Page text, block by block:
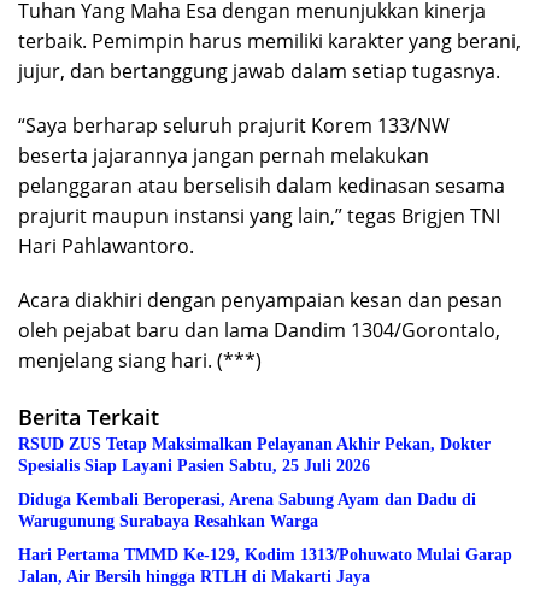
Tuhan Yang Maha Esa dengan menunjukkan kinerja
terbaik. Pemimpin harus memiliki karakter yang berani,
jujur, dan bertanggung jawab dalam setiap tugasnya.
“Saya berharap seluruh prajurit Korem 133/NW
beserta jajarannya jangan pernah melakukan
pelanggaran atau berselisih dalam kedinasan sesama
prajurit maupun instansi yang lain,” tegas Brigjen TNI
Hari Pahlawantoro.
Acara diakhiri dengan penyampaian kesan dan pesan
oleh pejabat baru dan lama Dandim 1304/Gorontalo,
menjelang siang hari. (***)
Berita Terkait
RSUD ZUS Tetap Maksimalkan Pelayanan Akhir Pekan, Dokter
Spesialis Siap Layani Pasien Sabtu, 25 Juli 2026
Diduga Kembali Beroperasi, Arena Sabung Ayam dan Dadu di
Warugunung Surabaya Resahkan Warga
Hari Pertama TMMD Ke-129, Kodim 1313/Pohuwato Mulai Garap
Jalan, Air Bersih hingga RTLH di Makarti Jaya